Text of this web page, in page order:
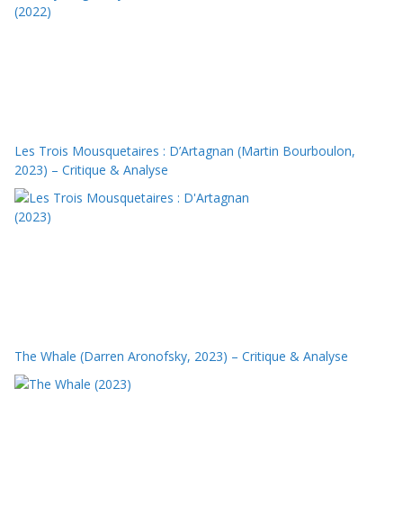
Les Trois Mousquetaires : D’Artagnan (Martin Bourboulon,
2023) – Critique & Analyse
The Whale (Darren Aronofsky, 2023) – Critique & Analyse